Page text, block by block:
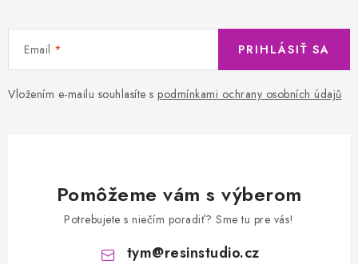
Email
Vložením e-mailu souhlasíte s podmínkami ochrany osobních údajů
PRIHLÁSIŤ SA
Pomôžeme vám s výberom
Potrebujete s niečím poradiť? Sme tu pre vás!
tym@resinstudio.cz